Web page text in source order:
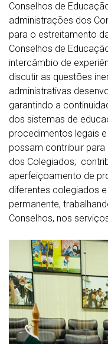
Conselhos de
administrações dos
para o estreitamento
Conselhos de
intercâmbio de
discutir as questões
administrativas
garantindo a
dos sistemas de
procedimentos legais
possam contribuir
dos Colegiados;
aperfeiçoamento de
diferentes colegiados
permanente,
Conselhos, nos